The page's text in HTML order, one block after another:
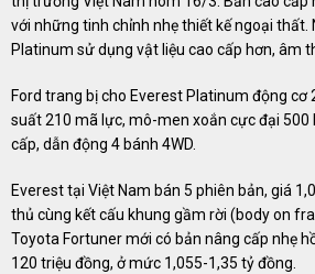
với những tinh chỉnh nhẹ thiết kế ngoại thất.
Platinum sử dụng vật liệu cao cấp hơn, âm
Ford trang bị cho Everest Platinum động cơ
suất 210 mã lực, mô-men xoắn cực đại 500
cấp, dẫn động 4 bánh 4WD.
Everest tại Việt Nam bán 5 phiên bản, giá
thủ cùng kết cấu khung gầm rời (body on
Toyota Fortuner mới có bản nâng cấp nhẹ
120 triệu đồng, ở mức 1,055-1,35 tỷ đồng.